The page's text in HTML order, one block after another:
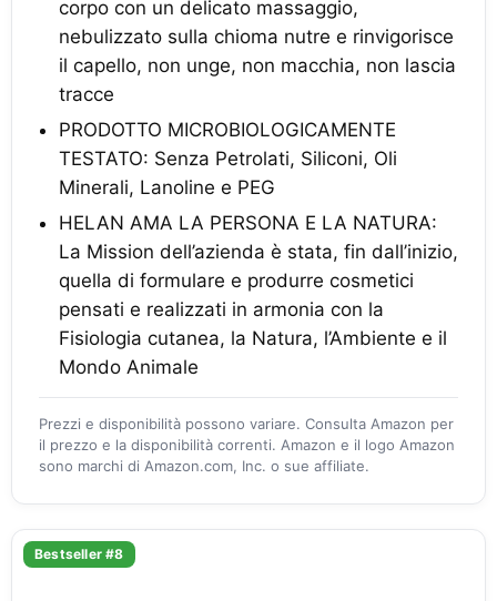
corpo con un delicato massaggio,
nebulizzato sulla chioma nutre e rinvigorisce
il capello, non unge, non macchia, non lascia
tracce
PRODOTTO MICROBIOLOGICAMENTE
TESTATO: Senza Petrolati, Siliconi, Oli
Minerali, Lanoline e PEG
HELAN AMA LA PERSONA E LA NATURA:
La Mission dell’azienda è stata, fin dall’inizio,
quella di formulare e produrre cosmetici
pensati e realizzati in armonia con la
Fisiologia cutanea, la Natura, l’Ambiente e il
Mondo Animale
Prezzi e disponibilità possono variare. Consulta Amazon per
il prezzo e la disponibilità correnti. Amazon e il logo Amazon
sono marchi di Amazon.com, Inc. o sue affiliate.
Bestseller #8